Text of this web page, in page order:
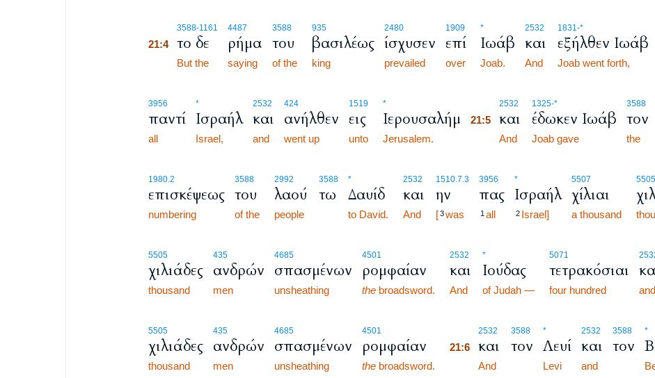
3588-1161
21:4 το δε
But the
4487
ρήμα
saying
3588
του
of the
935
βασιλέως
king
2480
ίσχυσεν
prevailed
1909
επί
over
*
Ιωάβ
Joab.
2532
και
And
1831-*
εξήλθεν Ιωάβ
Joab went forth,
3956
παντί
all
*
Ισραήλ
Israel,
2532
και
and
424
ανήλθεν
went up
1519
εις
unto
*
Ιερουσαλήμ
Jerusalem.
2532
21:5 και
And
1325-*
έδωκεν Ιωάβ
Joab gave
3588
τον
the
1980.2
επισκέψεως
numbering
3588
του
of the
2992
λαού
people
3588
τω
*
Δαυίδ
to David.
2532
και
And
1510.7.3
ην
[ 3 was
3956
πας
1 all
*
Ισραήλ
2 Israel]
5507
χίλιαι
a thousand
5505
5505
χιλιάδες
thousand
435
ανδρών
men
4685
σπασμένων
unsheathing
4501
ρομφαίαν
thebroadsword.
2532
και
And
*
Ιούδας
of Judah —
5071
τετρακόσιαι
four hundred and
5505
χιλιάδες
thousand
435
ανδρών
men
4685
σπασμένων
unsheathing
4501
ρομφαίαν
thebroadsword.
2532
21:6 και
And
3588
τον
*
Λευί
Levi
2532
και
and
3588
τον
*